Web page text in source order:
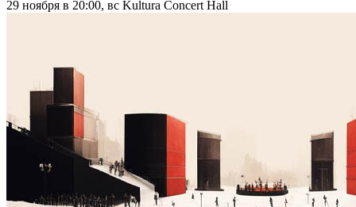
29 ноября в 20:00, вс Kultura Concert Hall